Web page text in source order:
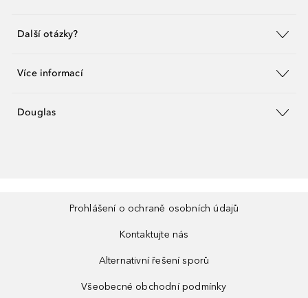
Další otázky?
Více informací
Douglas
Prohlášení o ochraně osobních údajů
Kontaktujte nás
Alternativní řešení sporů
Všeobecné obchodní podmínky